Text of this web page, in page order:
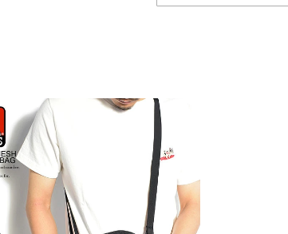
GLIMCLAP 2026 秋冬
1st 先行予約